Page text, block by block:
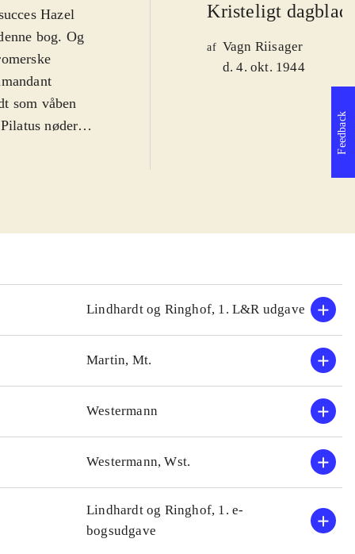
Hazel
bog. Og
som våben
nøder
hans tro og
lys og
skreven
velkendte
Kristeligt dagblad
af Vagn Riisager
d. 4. okt. 1944
Lindhardt og Ringhof, 1. L&R udgave
Martin, Mt.
Westermann
Westermann, Wst.
Lindhardt og Ringhof, 1. e-
bogsudgave
Feedback